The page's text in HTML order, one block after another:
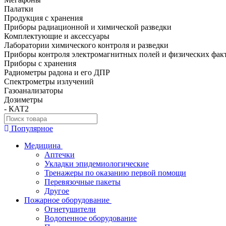
Палатки
Продукция с хранения
Приборы радиационной и химической разведки
Комплектующие и аксессуары
Лаборатории химического контроля и разведки
Приборы контроля электромагнитных полей и физических
Приборы с хранения
Радиометры радона и его ДПР
Спектрометры излучений
Газоанализаторы
Дозиметры
- КАТ2
Популярное
Медицина
Аптечки
Укладки эпидемиологические
Тренажеры по оказанию первой помощи
Перевязочные пакеты
Другое
Пожарное оборудование
Огнетушители
Водопенное оборудование